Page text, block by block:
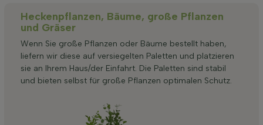
Heckenpflanzen, Bäume, große Pflanzen
und Gräser
Wenn Sie große Pflanzen oder Bäume bestellt haben,
liefern wir diese auf versiegelten Paletten und platzieren
sie an Ihrem Haus/der Einfahrt. Die Paletten sind stabil
und bieten selbst für große Pflanzen optimalen Schutz.